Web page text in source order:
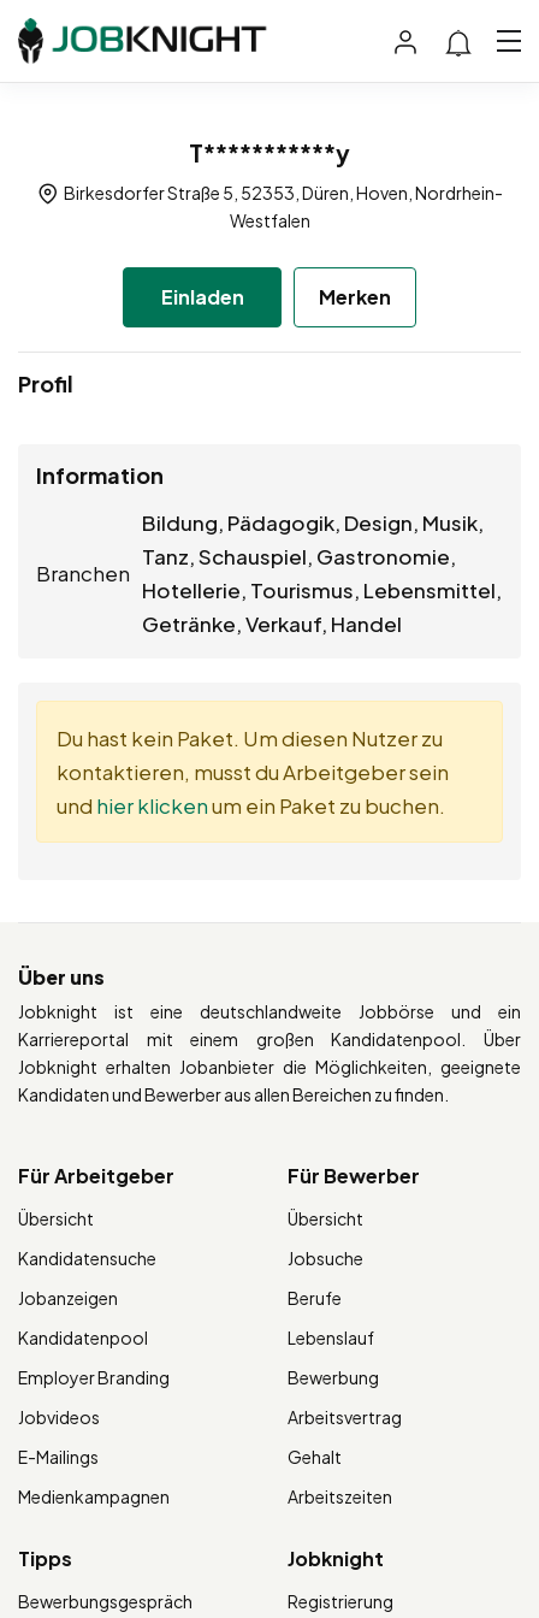
T***********y
Birkesdorfer Straße 5, 52353, Düren, Hoven, Nordrhein-
Westfalen
Einladen Merken
Profil
Information
Branchen
Bildung, Pädagogik, Design, Musik,
Tanz, Schauspiel, Gastronomie,
Hotellerie, Tourismus, Lebensmittel,
Getränke, Verkauf, Handel
Du hast kein Paket. Um diesen Nutzer zu
kontaktieren, musst du Arbeitgeber sein
und hier klickenum ein Paket zu buchen.
Über uns
Jobknight ist eine deutschlandweite Jobbörse und ein
Karriereportal mit einem großen Kandidatenpool. Über
Jobknight erhalten Jobanbieter die Möglichkeiten, geeignete
Kandidaten und Bewerber aus allen Bereichen zu finden.
Für Arbeitgeber
Übersicht
Kandidatensuche
Jobanzeigen
Kandidatenpool
Employer Branding
Jobvideos
E-Mailings
Medienkampagnen
Für Bewerber
Übersicht
Jobsuche
Berufe
Lebenslauf
Bewerbung
Arbeitsvertrag
Gehalt
Arbeitszeiten
Tipps
Bewerbungsgespräch
Jobknight
Registrierung